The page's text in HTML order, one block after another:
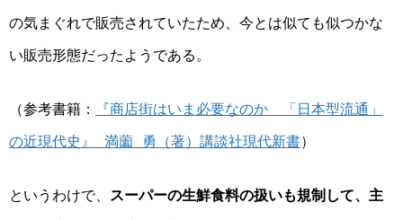
の気まぐれで販売されていたため、今とは似ても似つかな
い販売形態だったようである。
（参考書籍：
『商店街はいま必要なのか 「日本型流通」
の近現代史』 満薗 勇（著）講談社現代新書）
というわけで、 スーパーの生鮮食料の扱いも規制して、主